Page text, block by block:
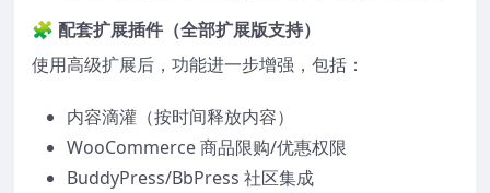
🧩 配套扩展插件（全部扩展版支持）
使用高级扩展后，功能进一步增强，包括：
内容滴灌（按时间释放内容）
WooCommerce 商品限购/优惠权限
BuddyPress/BbPress 社区集成